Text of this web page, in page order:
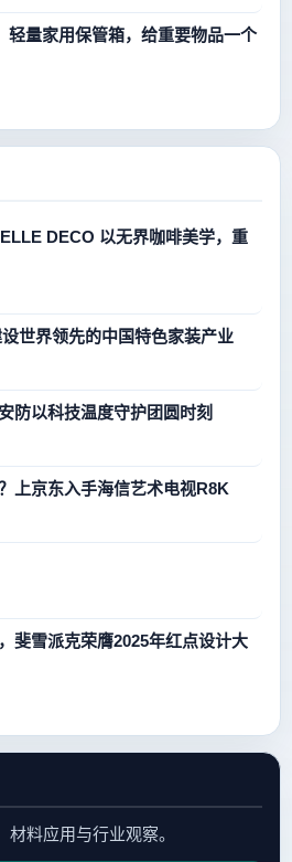
轻量家用保管箱，给重要物品一个
DECO 以无界咖啡美学，重
初心，夯实根基 建设世界领先的中国特色家装产业
防以科技温度守护团圆时刻
上京东入手海信艺术电视R8K
斐雪派克荣膺2025年红点设计大
料应用与行业观察。